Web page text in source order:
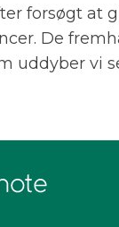
forsøgt at
De
uddyber vi